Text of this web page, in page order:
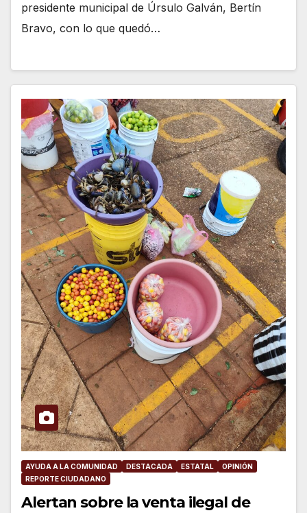
presidente municipal de Úrsulo Galván, Bertín
Bravo, con lo que quedó…
AYUDA A LA COMUNIDAD DESTACADA ESTATAL
OPINIÓN
REPORTE CIUDADANO
Alertan sobre la venta ilegal de